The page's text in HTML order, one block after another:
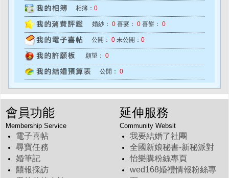
相簿： 0
婚紗： 0 喜宴： 0 喜餅： 0
公開： 0 未公開： 0
願望： 0
公開： 0
會員功能
Membership Service
電子喜帖
尋寶任務
婚筆記
囍報採訪
延伸服務
Community Websit
我要結婚了社團
全國新娘秘書-新秘派對
怡樂購粉絲專頁
wed168婚禮情報粉絲專